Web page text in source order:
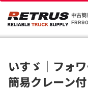
中古簡
いすゞ｜フォ
簡易クレーン付